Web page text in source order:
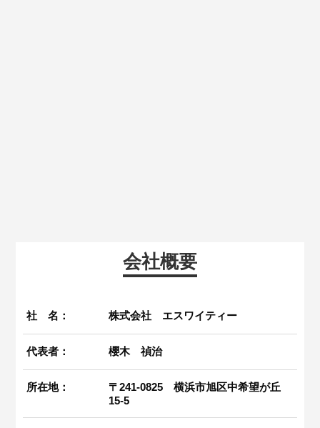
会社概要
社 名： 株式会社 エスワイティー
代表者： 櫻木 禎治
所在地：
〒241-0825 横浜市旭区中希望が丘
15-5